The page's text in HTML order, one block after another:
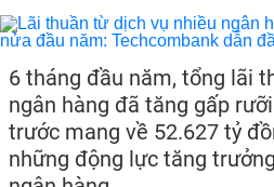
6 tháng đầu năm, tổng lãi
ngân hàng đã tăng gấp
trước mang về 52.627 tỷ
những động lực tăng